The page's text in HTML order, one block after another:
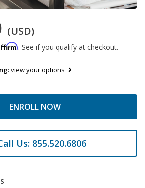
(USD)
. See if you qualify at checkout.
view your options
ENROLL NOW
Us: 855.520.6806